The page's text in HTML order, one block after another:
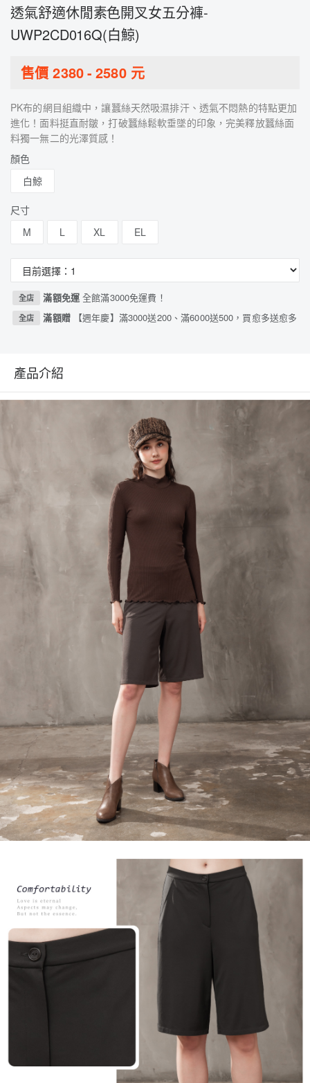
透氣舒適休閒素色開叉女五分褲-
UWP2CD016Q(白鯨)
售價2380- 2580元
PK布的網目組織中，讓蠶絲天然吸濕排汗、透氣不悶熱的特點更加
進化！面料挺直耐皺，打破蠶絲鬆軟垂墜的印象，完美釋放蠶絲面
料獨一無二的光澤質感！
顏色
白鯨
尺寸
M
L XL EL
全店 滿額免運全館滿3000免運費！
全店 滿額贈 【週年慶】滿3000送200、滿6000送500，買愈多送愈多
產品介紹